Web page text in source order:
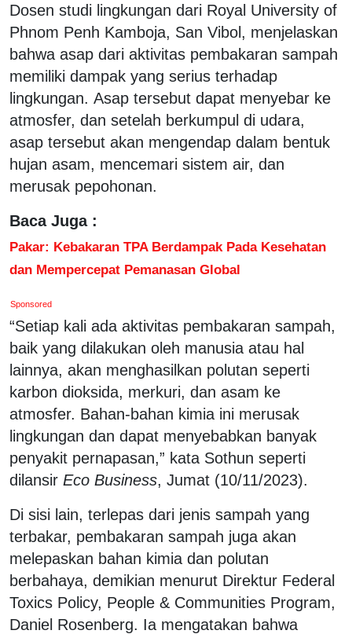
Dosen studi lingkungan dari Royal University of
Phnom Penh Kamboja, San Vibol, menjelaskan
bahwa asap dari aktivitas pembakaran sampah
memiliki dampak yang serius terhadap
lingkungan. Asap tersebut dapat menyebar ke
atmosfer, dan setelah berkumpul di udara,
asap tersebut akan mengendap dalam bentuk
hujan asam, mencemari sistem air, dan
merusak pepohonan.
Baca Juga :
Pakar: Kebakaran TPA Berdampak Pada Kesehatan
dan Mempercepat Pemanasan Global
Sponsored
“Setiap kali ada aktivitas pembakaran sampah,
baik yang dilakukan oleh manusia atau hal
lainnya, akan menghasilkan polutan seperti
karbon dioksida, merkuri, dan asam ke
atmosfer. Bahan-bahan kimia ini merusak
lingkungan dan dapat menyebabkan banyak
penyakit pernapasan,” kata Sothun seperti
dilansir Eco Business, Jumat (10/11/2023).
Di sisi lain, terlepas dari jenis sampah yang
terbakar, pembakaran sampah juga akan
melepaskan bahan kimia dan polutan
berbahaya, demikian menurut Direktur Federal
Toxics Policy, People & Communities Program,
Daniel Rosenberg. Ia mengatakan bahwa